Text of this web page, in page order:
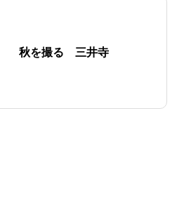
秋を撮る 三井寺